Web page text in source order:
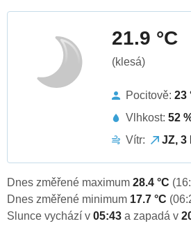
21.9 °C
(klesá)
Pocitově: 23
Vlhkost: 52
Vítr:
JZ, 3
Dnes změřené maximum 28.4 °C
Dnes změřené minimum 17.7 °C
Slunce vychází v 05:43 a zapadá v